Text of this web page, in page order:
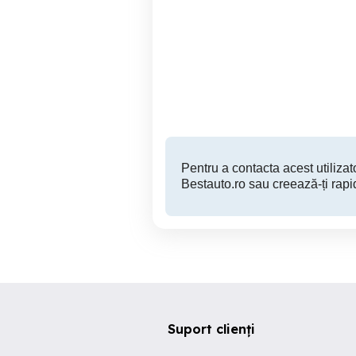
Pentru a contacta acest
Bestauto.ro sau creează-ți
Suport clienți